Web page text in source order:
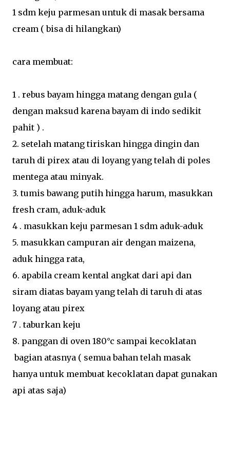
1 sdm keju parmesan untuk di masak bersama
cream ( bisa di hilangkan)
cara membuat:
1 . rebus bayam hingga matang dengan gula (
dengan maksud karena bayam di indo sedikit
pahit ) .
2. setelah matang tiriskan hingga dingin dan
taruh di pirex atau di loyang yang telah di poles
mentega atau minyak.
3. tumis bawang putih hingga harum, masukkan
fresh cram, aduk-aduk
4 . masukkan keju parmesan 1 sdm aduk-aduk
5. masukkan campuran air dengan maizena,
aduk hingga rata,
6. apabila cream kental angkat dari api dan
siram diatas bayam yang telah di taruh di atas
loyang atau pirex
7 . taburkan keju
8. panggan di oven 180°c sampai kecoklatan
bagian atasnya ( semua bahan telah masak
hanya untuk membuat kecoklatan dapat gunakan
api atas saja)